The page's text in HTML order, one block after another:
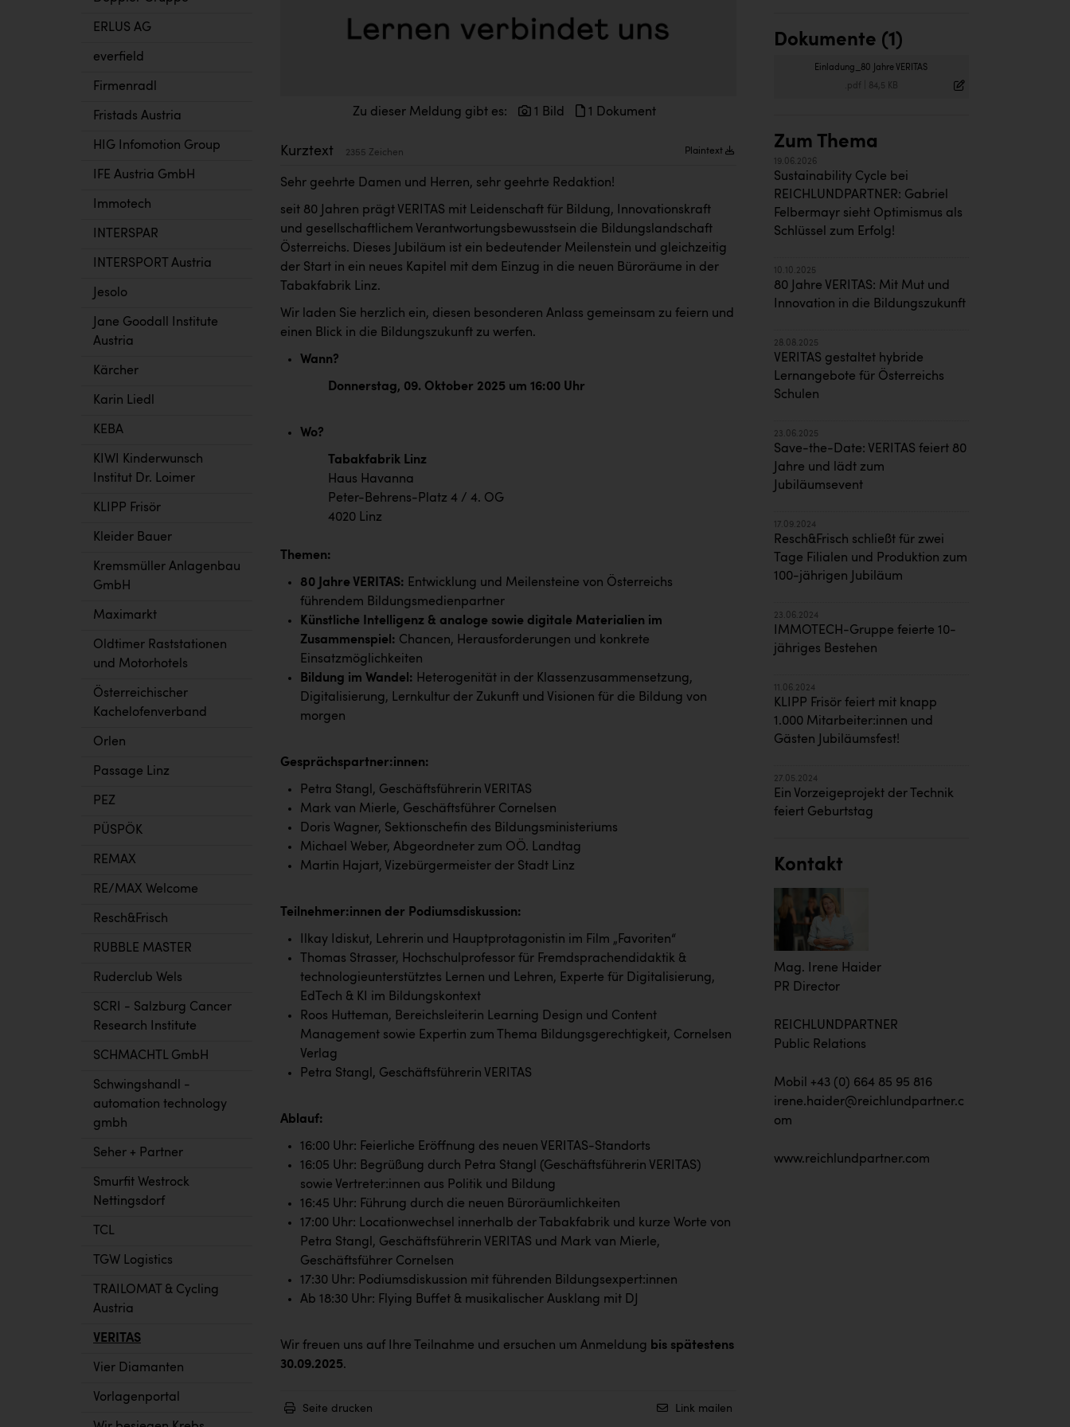
ERLUS AG
everfield
Firmenradl
Fristads Austria
HIG Infomotion Group
IFE Austria GmbH
Immotech
INTERSPAR
INTERSPORT Austria
Jesolo
Jane Goodall Institute
Austria
Kärcher
Karin Liedl
KEBA
KIWI Kinderwunsch
Institut Dr. Loimer
KLIPP Frisör
Kleider Bauer
Kremsmüller Anlagenbau
GmbH
Maximarkt
Oldtimer Raststationen
und Motorhotels
Österreichischer
Kachelofenverband
Orlen
Passage Linz
PEZ
PÜSPÖK
REMAX
RE/MAX Welcome
Resch&Frisch
RUBBLE MASTER
Ruderclub Wels
SCRI - Salzburg Cancer
Research Institute
SCHMACHTL GmbH
Schwingshandl -
automation technology
gmbh
Seher + Partner
Smurfit Westrock
Nettingsdorf
TCL
TGW Logistics
TRAILOMAT & Cycling
Austria
VERITAS
Vier Diamanten
Vorlagenportal
Zu dieser Meldung gibt es: 1 Bild 1 Dokument
Kurztext 2355 Zeichen Plaintext
Sehr geehrte Damen und Herren, sehr geehrte Redaktion!
seit 80 Jahren prägt VERITAS mit Leidenschaft für Bildung, Innovationskraft
und gesellschaftlichem Verantwortungsbewusstsein die Bildungslandschaft
Österreichs. Dieses Jubiläum ist ein bedeutender Meilenstein und gleichzeitig
der Start in ein neues Kapitel mit dem Einzug in die neuen Büroräume in der
Tabakfabrik Linz.
Wir laden Sie herzlich ein, diesen besonderen Anlass gemeinsam zu feiern und
einen Blick in die Bildungszukunft zu werfen.
Wann?
Donnerstag, 09. Oktober 2025 um 16:00 Uhr
Wo?
Tabakfabrik Linz
Haus Havanna
Peter-Behrens-Platz 4 / 4. OG
4020 Linz
Themen:
80 Jahre VERITAS: Entwicklung und Meilensteine von Österreichs
führendem Bildungsmedienpartner
Künstliche Intelligenz & analoge sowie digitale Materialien im
Zusammenspiel: Chancen, Herausforderungen und konkrete
Einsatzmöglichkeiten
Bildung im Wandel: Heterogenität in der Klassenzusammensetzung,
Digitalisierung, Lernkultur der Zukunft und Visionen für die Bildung von
morgen
Gesprächspartner:innen:
Petra Stangl, Geschäftsführerin VERITAS
Mark van Mierle, Geschäftsführer Cornelsen
Doris Wagner, Sektionschefin des Bildungsministeriums
Michael Weber, Abgeordneter zum OÖ. Landtag
Martin Hajart, Vizebürgermeister der Stadt Linz
Teilnehmer:innen der Podiumsdiskussion:
Ilkay Idiskut, Lehrerin und Hauptprotagonistin im Film „Favoriten“
Thomas Strasser, Hochschulprofessor für Fremdsprachendidaktik &
technologieunterstütztes Lernen und Lehren, Experte für Digitalisierung,
EdTech & KI im Bildungskontext
Roos Hutteman, Bereichsleiterin Learning Design und Content
Management sowie Expertin zum Thema Bildungsgerechtigkeit, Cornelsen
Verlag
Petra Stangl, Geschäftsführerin VERITAS
Ablauf:
16:00 Uhr: Feierliche Eröffnung des neuen VERITAS-Standorts
16:05 Uhr: Begrüßung durch Petra Stangl (Geschäftsführerin VERITAS)
sowie Vertreter:innen aus Politik und Bildung
16:45 Uhr: Führung durch die neuen Büroräumlichkeiten
17:00 Uhr: Locationwechsel innerhalb der Tabakfabrik und kurze Worte von
Petra Stangl, Geschäftsführerin VERITAS und Mark van Mierle,
Geschäftsführer Cornelsen
17:30 Uhr: Podiumsdiskussion mit führenden Bildungsexpert:innen
Ab 18:30 Uhr: Flying Buffet & musikalischer Ausklang mit DJ
Wir freuen uns auf Ihre Teilnahme und ersuchen um Anmeldung bis spätestens
30.09.2025.
Seite drucken Link mailen
Dokumente (1)
Einladung_80 Jahre VERITAS
.pdf 84,5 KB
Zum Thema
19.06.2026
Sustainability Cycle bei
REICHLUNDPARTNER: Gabriel
Felbermayr sieht Optimismus als
Schlüssel zum Erfolg!
10.10.2025
80 Jahre VERITAS: Mit Mut und
Innovation in die Bildungszukunft
28.08.2025
VERITAS gestaltet hybride
Lernangebote für Österreichs
Schulen
23.06.2025
Save-the-Date: VERITAS feiert 80
Jahre und lädt zum
Jubiläumsevent
17.09.2024
Resch&Frisch schließt für zwei
Tage Filialen und Produktion zum
100-jährigen Jubiläum
23.06.2024
IMMOTECH-Gruppe feierte 10-
jähriges Bestehen
11.06.2024
KLIPP Frisör feiert mit knapp
1.000 Mitarbeiter:innen und
Gästen Jubiläumsfest!
27.05.2024
Ein Vorzeigeprojekt der Technik
feiert Geburtstag
Kontakt
Mag. Irene Haider
PR Director
REICHLUNDPARTNER
Public Relations
Mobil +43 (0) 664 85 95 816
irene.haider@reichlundpartner.c
om
www.reichlundpartner.com